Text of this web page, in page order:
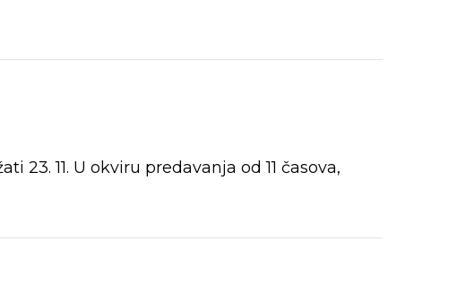
11. U okviru predavanja od 11 časova,